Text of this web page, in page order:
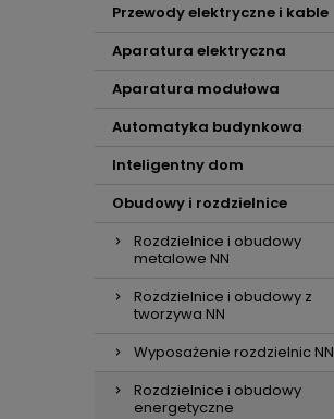
Przewody elektryczne i kable
Aparatura elektryczna
Aparatura modułowa
Automatyka budynkowa
Inteligentny dom
Obudowy i rozdzielnice
Rozdzielnice i obudowy
metalowe NN
Rozdzielnice i obudowy z
tworzywa NN
Wyposażenie rozdzielnic NN
Rozdzielnice i obudowy
energetyczne